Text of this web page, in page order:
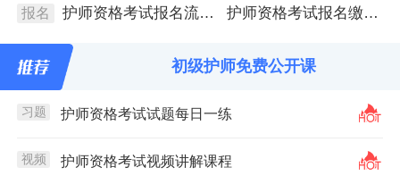
报名 护师资格考试报名流程图文版 护师资格考试报名缴费流程
初级护师免费公开课
习题 护师资格考试试题每日一练
视频 护师资格考试视频讲解课程